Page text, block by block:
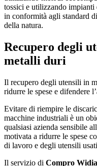
tossici e utilizzando impianti
in conformità agli standard
della natura.
Recupero degli
metalli duri
Il recupero degli utensili in
ridurre le spese e difendere
Evitare di riempire le
macchine industriali è un
qualsiasi azienda sensibile
motivata a ridurre le spese
di lavoro e degli utensili
Il servizio di Compro